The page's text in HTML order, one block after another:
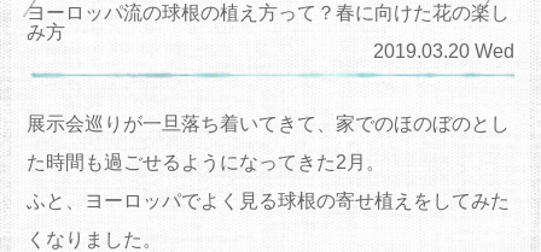
ヨーロッパ流の球根の植え方って？春に向けた花の楽し
み方
2019.03.20 Wed
展示会巡りが一旦落ち着いてきて、家でのほのぼのとし
た時間も過ごせるようになってきた2月。
ふと、ヨーロッパでよく見る球根の寄せ植えをしてみた
くなりました。